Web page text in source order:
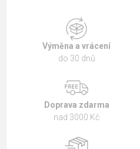
Výměna a vrácení
do 30 dnů
Doprava zdarma
nad 3000 Kč